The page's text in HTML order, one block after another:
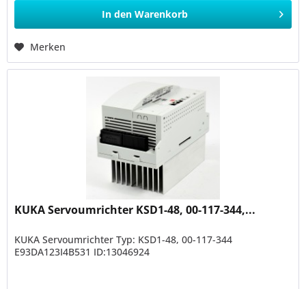
In den Warenkorb
Merken
KUKA Servoumrichter KSD1-48, 00-117-344,...
KUKA Servoumrichter Typ: KSD1-48, 00-117-344
E93DA123I4B531 ID:13046924